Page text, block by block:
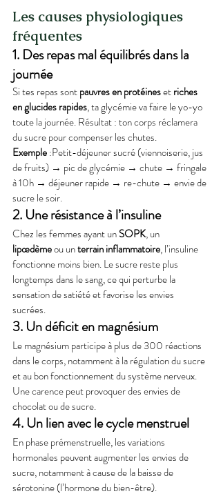
Les causes physiologiques
fréquentes
1. Des repas mal équilibrés dans la
journée
Si tes repas sont pauvres en protéines et riches
en glucides rapides, ta glycémie va faire le yo-yo
toute la journée. Résultat : ton corps réclamera
du sucre pour compenser les chutes.
Exemple :Petit-déjeuner sucré (viennoiserie, jus
de fruits) → pic de glycémie → chute → fringale
à 10h → déjeuner rapide → re-chute → envie de
sucre le soir.
2. Une résistance à l’insuline
Chez les femmes ayant un SOPK, un
lipœdème ou un terrain inflammatoire, l’insuline
fonctionne moins bien. Le sucre reste plus
longtemps dans le sang, ce qui perturbe la
sensation de satiété et favorise les envies
sucrées.
3. Un déficit en magnésium
Le magnésium participe à plus de 300 réactions
dans le corps, notamment à la régulation du sucre
et au bon fonctionnement du système nerveux.
Une carence peut provoquer des envies de
chocolat ou de sucre.
4. Un lien avec le cycle menstruel
En phase prémenstruelle, les variations
hormonales peuvent augmenter les envies de
sucre, notamment à cause de la baisse de
sérotonine (l’hormone du bien-être).